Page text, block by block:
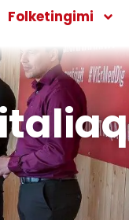
Folketingimi